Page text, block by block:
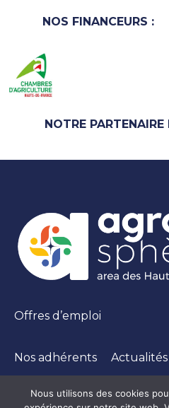
NOS FINANCEURS :
NOTRE PARTENAIRE
Offres d’emploi
Nos adhérents Actualités
Nous utilisons des cookies